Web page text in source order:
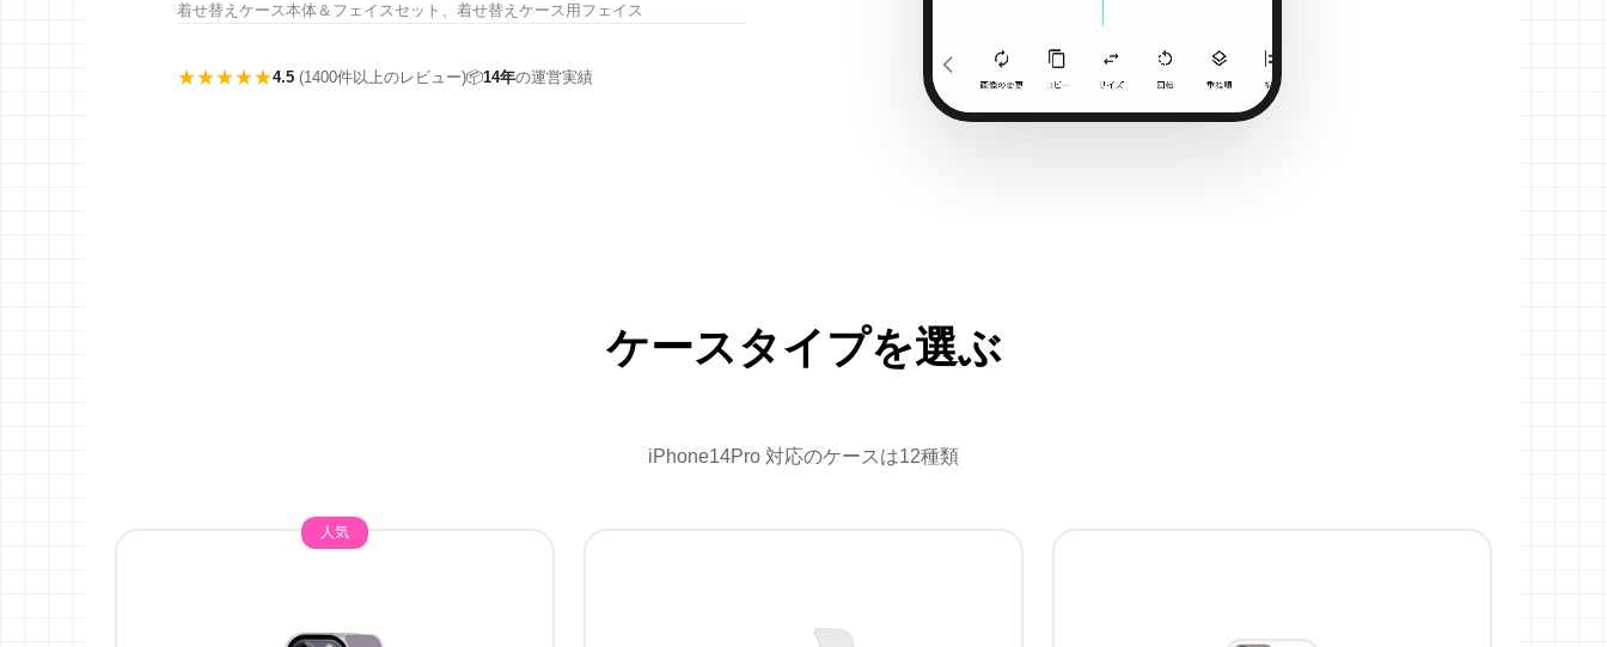
着せ替えケース本体＆フェイスセット、着せ替えケース用フェイス
★★★★★4.5 (1400件以上のレビュー)📦14年の運営実績
ケースタイプを選ぶ
iPhone14Pro 対応のケースは12種類